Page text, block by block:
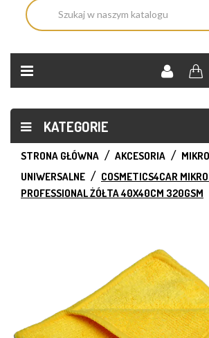
KATEGORIE
STRONA GŁÓWNA AKCESORIA
UNIWERSALNE
COSMETICS4CAR
PROFESSIONAL ŻÓŁTA 40X40CM 320GSM